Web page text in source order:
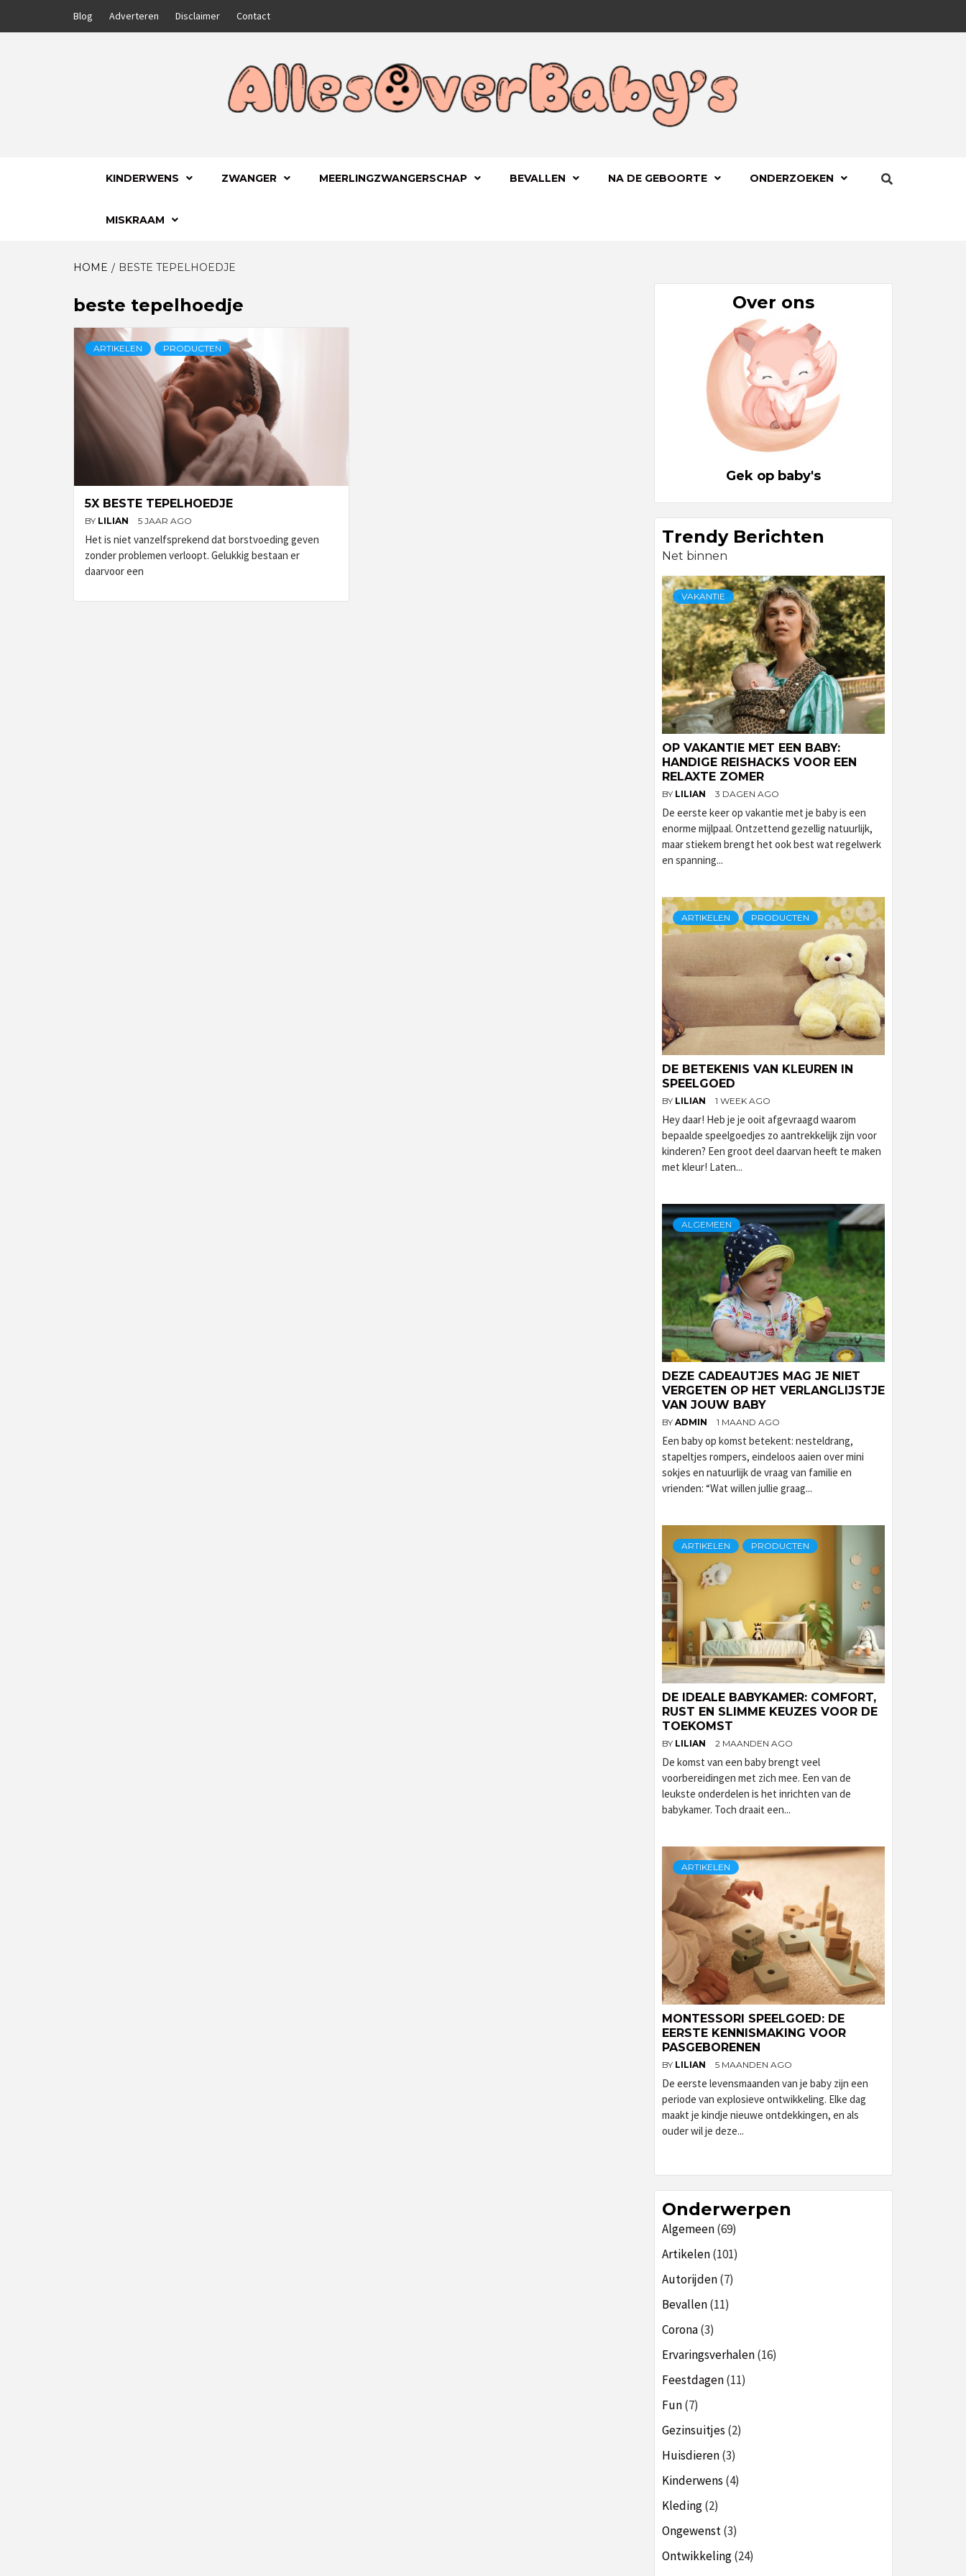
Blog Adverteren Disclaimer Contact
ALLESOVERBABYS.NL
KINDERWENS ZWANGER MEERLINGZWANGERSCHAP BEVALLEN NA DE GEBOORTE ONDERZOEKEN
MISKRAAM
HOME BESTE TEPELHOEDJE
beste tepelhoedje
ARTIKELEN PRODUCTEN
5X BESTE TEPELHOEDJE
BY LILIAN 5 JAAR AGO
Het is niet vanzelfsprekend dat borstvoeding geven
zonder problemen verloopt. Gelukkig bestaan er
daarvoor een
Over ons
Gek op baby's
Trendy Berichten
Net binnen
VAKANTIE
OP VAKANTIE MET EEN BABY:
HANDIGE REISHACKS VOOR EEN
RELAXTE ZOMER
BY LILIAN 3 DAGEN AGO
De eerste keer op vakantie met je baby is een
enorme mijlpaal. Ontzettend gezellig natuurlijk,
maar stiekem brengt het ook best wat regelwerk
en spanning...
ARTIKELEN PRODUCTEN
DE BETEKENIS VAN KLEUREN IN
SPEELGOED
BY LILIAN 1 WEEK AGO
Hey daar! Heb je je ooit afgevraagd waarom
bepaalde speelgoedjes zo aantrekkelijk zijn voor
kinderen? Een groot deel daarvan heeft te maken
met kleur! Laten...
ALGEMEEN
DEZE CADEAUTJES MAG JE NIET
VERGETEN OP HET VERLANGLIJSTJE
VAN JOUW BABY
BY ADMIN 1 MAAND AGO
Een baby op komst betekent: nesteldrang,
stapeltjes rompers, eindeloos aaien over mini
sokjes en natuurlijk de vraag van familie en
vrienden: “Wat willen jullie graag...
ARTIKELEN PRODUCTEN
DE IDEALE BABYKAMER: COMFORT,
RUST EN SLIMME KEUZES VOOR DE
TOEKOMST
BY LILIAN 2 MAANDEN AGO
De komst van een baby brengt veel
voorbereidingen met zich mee. Een van de
leukste onderdelen is het inrichten van de
babykamer. Toch draait een...
ARTIKELEN
MONTESSORI SPEELGOED: DE
EERSTE KENNISMAKING VOOR
PASGEBORENEN
BY LILIAN 5 MAANDEN AGO
De eerste levensmaanden van je baby zijn een
periode van explosieve ontwikkeling. Elke dag
maakt je kindje nieuwe ontdekkingen, en als
ouder wil je deze...
Onderwerpen
Algemeen(69)
Artikelen(101)
Autorijden(7)
Bevallen(11)
Corona(3)
Ervaringsverhalen(16)
Feestdagen(11)
Fun(7)
Gezinsuitjes (2)
Huisdieren(3)
Kinderwens (4)
Kleding(2)
Ongewenst(3)
Ontwikkeling(24)